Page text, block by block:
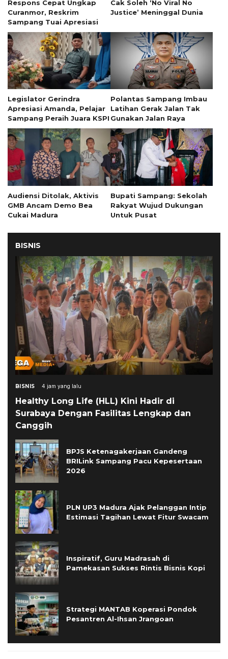
Respons Cepat Ungkap
Curanmor, Reskrim
Sampang Tuai Apresiasi
Cak Soleh ‘No Viral No
Justice’ Meninggal Dunia
Legislator Gerindra
Apresiasi Amanda, Pelajar
Sampang Peraih Juara KSPI
Polantas Sampang Imbau
Latihan Gerak Jalan Tak
Gunakan Jalan Raya
Audiensi Ditolak, Aktivis
GMB Ancam Demo Bea
Cukai Madura
Bupati Sampang: Sekolah
Rakyat Wujud Dukungan
Untuk Pusat
BISNIS
BISNIS 4 jam yang lalu
Healthy Long Life (HLL) Kini Hadir di
Surabaya Dengan Fasilitas Lengkap dan
Canggih
BPJS Ketenagakerjaan Gandeng
BRILink Sampang Pacu Kepesertaan
2026
PLN UP3 Madura Ajak Pelanggan Intip
Estimasi Tagihan Lewat Fitur Swacam
Inspiratif, Guru Madrasah di
Pamekasan Sukses Rintis Bisnis Kopi
Strategi MANTAB Koperasi Pondok
Pesantren Al-Ihsan Jrangoan